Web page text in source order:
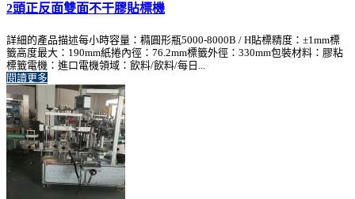
2頭正反面雙面不干膠貼標機
詳細的產品描述每小時容量：橢圓形瓶5000-8000B / H貼標精度：±1mm標
籤高度最大：190mm紙捲內徑：76.2mm標籤外徑：330mm包裝材料：膠粘
標籤電機：進口電機領域：飲料/飲料/每日...
閱讀更多